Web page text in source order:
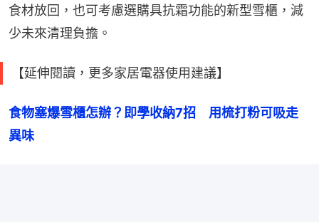
食材放回，也可考慮選購具抗霜功能的新型雪櫃，減
少未來清理負擔。
【延伸閱讀，更多家居電器使用建議】
食物塞爆雪櫃怎辦？即學收納7招　用梳打粉可吸走
異味